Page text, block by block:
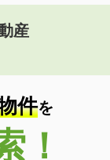
産
件を
！